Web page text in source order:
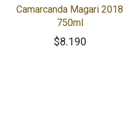
Camarcanda Magari 2018
750ml
$8.190